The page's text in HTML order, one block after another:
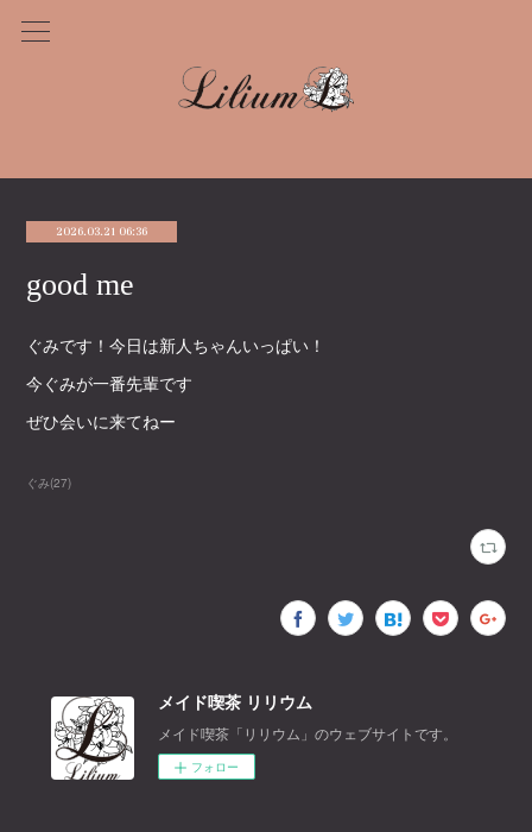
2026.03.21 06:36
good me
ぐみです！今日は新人ちゃんいっぱい！
今ぐみが一番先輩です
ぜひ会いに来てねー
ぐみ(27)
メイド喫茶 リリウム
メイド喫茶「リリウム」のウェブサイトです。
フォロー